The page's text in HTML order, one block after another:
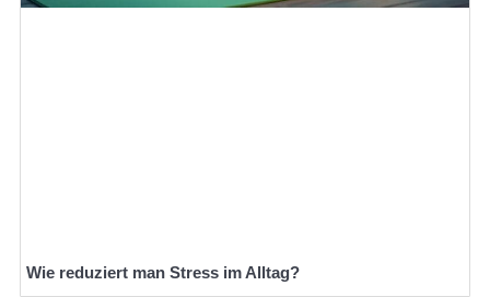
Wie reduziert man Stress im Alltag?